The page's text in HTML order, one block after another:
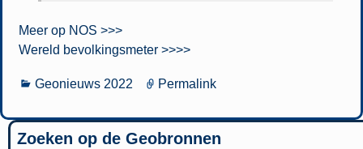
Meer op NOS >>>
Wereld bevolkingsmeter >>>>
Geonieuws 2022 Permalink
Zoeken op de Geobronnen